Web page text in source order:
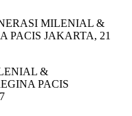
MILENIAL &
PACIS JAKARTA, 21